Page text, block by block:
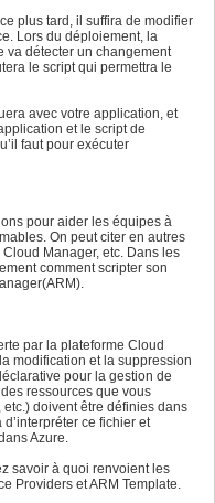
plus tard, il suffira de modifier
Lors du déploiement, la
va détecter un changement
le script qui permettra le
avec votre application, et
et le script de
faut pour exécuter
pour aider les équipes à
On peut citer en autres
Manager, etc. Dans les
comment scripter son
par la plateforme Cloud
modification et la suppression
pour la gestion de
ressources que vous
doivent être définies dans
ce fichier et
Azure.
savoir à quoi renvoient les
Providers et ARM Template.